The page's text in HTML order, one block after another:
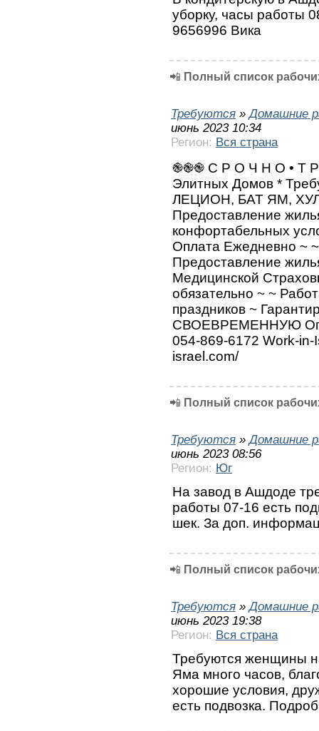
уборку, часы работы
9656996 Вика
📲 Полный список
Требуются »Домашние
июнь 2023 10:34
Регион: Вся страна
֎֎֎ С Р О Ч Н О • Т
Элитных Домов *
ЛЕЦИОН, БАТ ЯМ,
Предоставление
конфортабельных
Оплата Ежедневно ~
Предоставление
Медицинской
обязательно ~ ~
праздников ~
СВОЕВРЕМЕННУЮ
054-869-6172 Work-in-
israel.com/
📲 Полный список
Требуются »Домашние
июнь 2023 08:56
Регион: Юг
На завод в Ашдоде
работы 07-16 есть
шек. За доп.
📲 Полный список
Требуются »Домашние
июнь 2023 19:38
Регион: Вся страна
Требуются женщины
Яма много часов,
хорошие условия,
есть подвозка.